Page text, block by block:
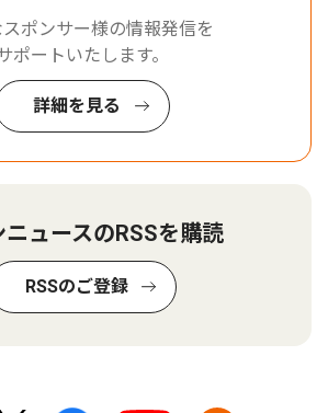
ポンサー様の情報発信を
ポートいたします。
詳細を見る
ニュースのRSSを購読
RSSのご登録